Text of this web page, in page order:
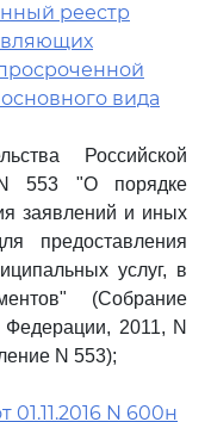
реестр
вида
Российской
553 "О порядке
заявлений и иных
предоставления
услуг, в
(Собрание
Федерации, 2011, N
N 553);
N 600н